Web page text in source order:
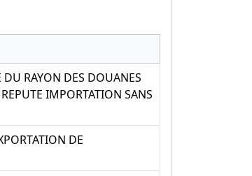
RAYON DES DOUANES
IMPORTATION SANS
DE